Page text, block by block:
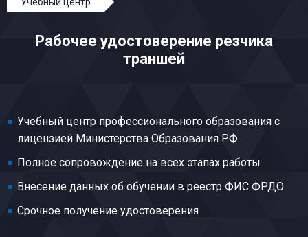
Добыча и обогащение строительных материалов
Рабочее удостоверение резчика
траншей
Учебный центр профессионального образования с
лицензией Министерства Образования РФ
Полное сопровождение на всех этапах работы
Внесение данных об обучении в реестр ФИС ФРДО
Срочное получение удостоверения